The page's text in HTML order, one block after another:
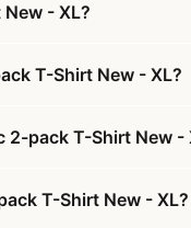
- XL?
T-Shirt New - XL?
2-pack T-Shirt New -
T-Shirt New - XL?